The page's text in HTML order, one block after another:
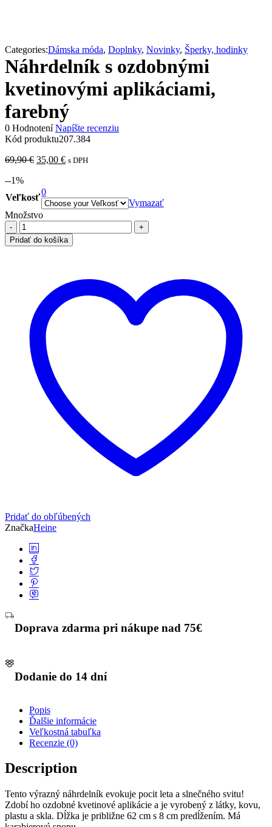
Categories:Dámska móda, Doplnky, Novinky, Šperky, hodinky
Náhrdelník s ozdobnými
kvetinovými aplikáciami,
farebný
0 Hodnotení Napíšte recenziu
Kód produktu207.384
69,90€ Pôvodná
69,90 €.
35,00 €Aktuálna
s DPH
--1%
Veľkosť
0
Vymazať
Množstvo
množstvo
Náhrdelník
s
Pridať do košíka
Pridať do obľúbených
ZnačkaHeine
Doprava zdarma pri nákupe nad 75€
Dodanie do 14 dní
Popis
Ďalšie informácie
Veľkostná tabuľka
Recenzie (0)
Description
Tento výrazný náhrdelník evokuje pocit leta a slnečného svitu!
Zdobí ho ozdobné kvetinové aplikácie a je vyrobený z látky, kovu,
plastu a skla. Dĺžka je približne 62 cm s 8 cm predĺžením. Má